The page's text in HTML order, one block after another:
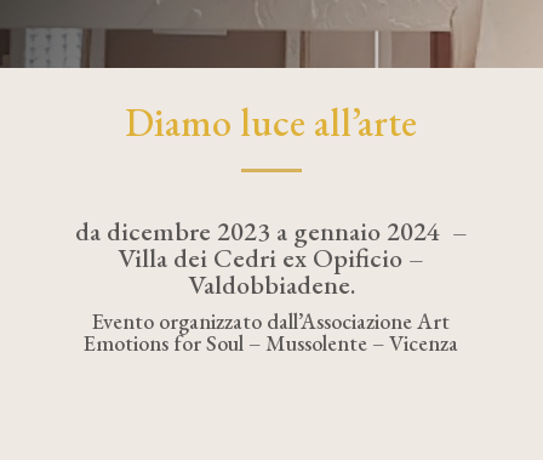
Diamo luce all’arte
da dicembre 2023 a gennaio 2024 –
Villa dei Cedri ex Opificio –
Valdobbiadene.
Evento organizzato dall’Associazione Art
Emotions for Soul – Mussolente – Vicenza